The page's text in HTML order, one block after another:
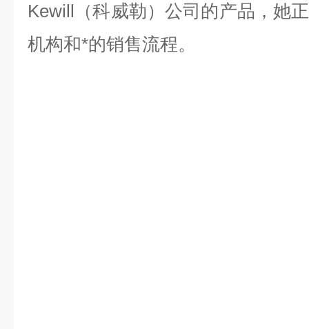
Kewill（科威勒）公司的产品，她
机构和*的销售流程。